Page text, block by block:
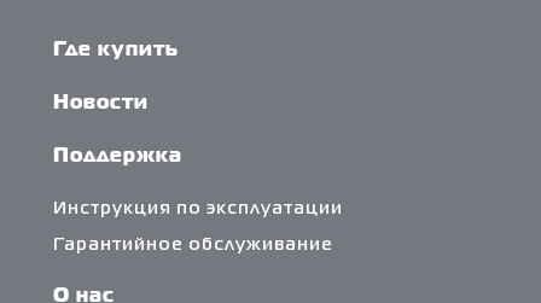
Где купить
Новости
Поддержка
Инструкция по эксплуатации
Гарантийное обслуживание
О нас